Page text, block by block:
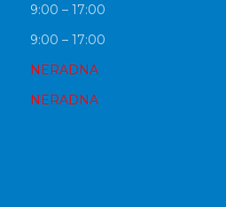
9:00 – 17:00
9:00 – 17:00
NERADNA
NERADNA